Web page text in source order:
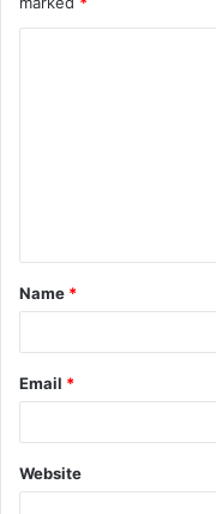
Name *
Email *
Website